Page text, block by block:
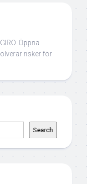
Öppna
risker för
Search